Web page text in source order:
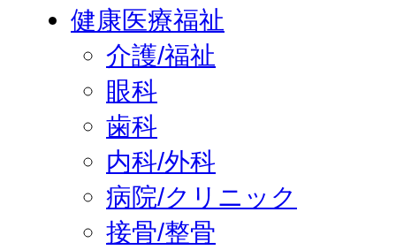
健康医療福祉
介護/福祉
眼科
歯科
内科/外科
病院/クリニック
接骨/整骨